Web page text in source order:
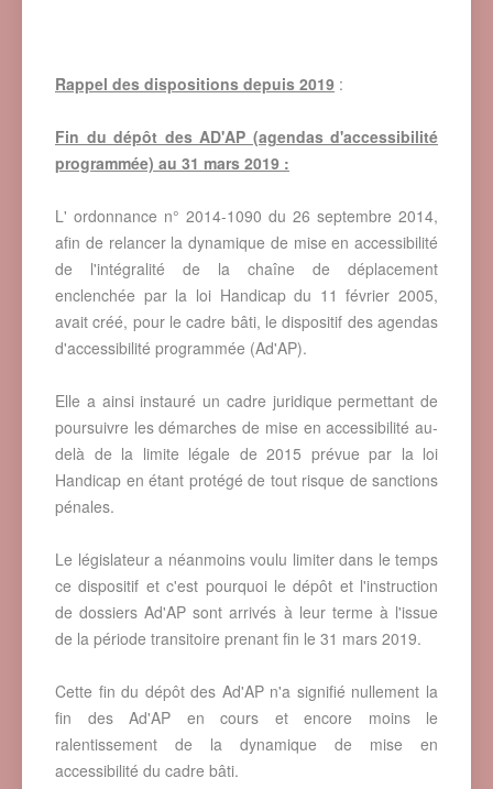
Rappel des dispositions depuis 2019 :
Fin du dépôt des AD'AP (agendas d'accessibilité
programmée) au 31 mars 2019 :
L' ordonnance n° 2014-1090 du 26 septembre 2014,
afin de relancer la dynamique de mise en accessibilité
de l'intégralité de la chaîne de déplacement
enclenchée par la loi Handicap du 11 février 2005,
avait créé, pour le cadre bâti, le dispositif des agendas
d'accessibilité programmée (Ad'AP).
Elle a ainsi instauré un cadre juridique permettant de
poursuivre les démarches de mise en accessibilité au-
delà de la limite légale de 2015 prévue par la loi
Handicap en étant protégé de tout risque de sanctions
pénales.
Le législateur a néanmoins voulu limiter dans le temps
ce dispositif et c'est pourquoi le dépôt et l'instruction
de dossiers Ad'AP sont arrivés à leur terme à l'issue
de la période transitoire prenant fin le 31 mars 2019.
Cette fin du dépôt des Ad'AP n'a signifié nullement la
fin des Ad'AP en cours et encore moins le
ralentissement de la dynamique de mise en
accessibilité du cadre bâti.